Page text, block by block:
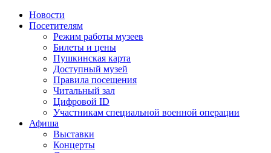
Новости
Посетителям
Режим работы музеев
Билеты и цены
Пушкинская карта
Доступный музей
Правила посещения
Читальный зал
Цифровой ID
Участникам специальной военной операции
Афиша
Выставки
Концерты